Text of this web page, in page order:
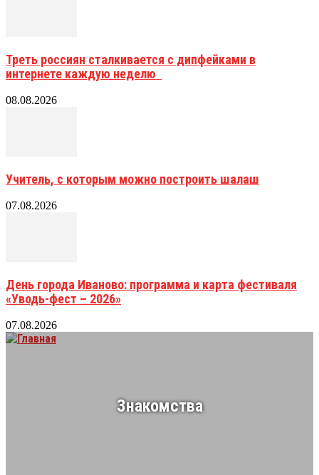
Треть россиян сталкивается с дипфейками в
интернете каждую неделю
08.08.2026
Учитель, с которым можно построить шалаш
07.08.2026
День города Иваново: программа и карта фестиваля
«Уводь-фест – 2026»
07.08.2026
Знакомства